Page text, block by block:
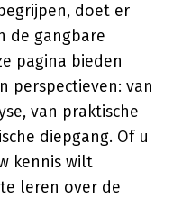
doet er
de gangbare
pagina bieden
perspectieven: van
van praktische
diepgang. Of u
kennis wilt
leren over de